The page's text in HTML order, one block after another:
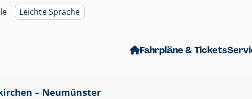
Leichte Sprache
Fahrpläne & Tickets
– Neumünster